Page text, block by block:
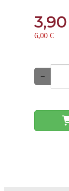
6,00 €
−